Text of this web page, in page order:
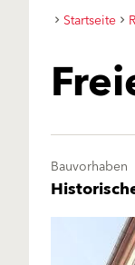
Startseite
Bauvorhaben